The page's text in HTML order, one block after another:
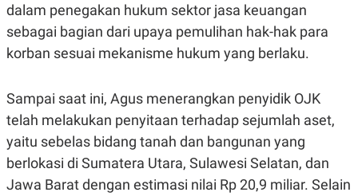
dalam penegakan hukum sektor jasa keuangan
sebagai bagian dari upaya pemulihan hak-hak para
korban sesuai mekanisme hukum yang berlaku.
Sampai saat ini, Agus menerangkan penyidik OJK
telah melakukan penyitaan terhadap sejumlah aset,
yaitu sebelas bidang tanah dan bangunan yang
berlokasi di Sumatera Utara, Sulawesi Selatan, dan
Jawa Barat dengan estimasi nilai Rp 20,9 miliar. Selain